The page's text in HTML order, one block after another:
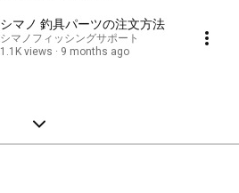
シマノ 釣具パーツの注文方法
シマノフィッシングサポート
1.1K views
9 months ago